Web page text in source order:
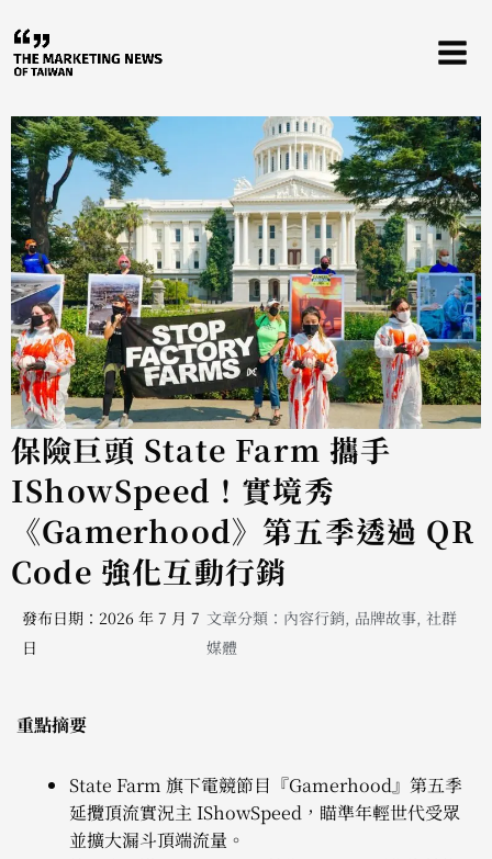
至
主
內
容
保險巨頭 State Farm 攜手
IShowSpeed！實境秀
《Gamerhood》第五季透過 QR
Code 強化互動行銷
發布日期：2026 年 7 月 7
日
文章分類： 內容行銷, 品牌故事,社群
媒體
重點摘要
State Farm 旗下電競節目『Gamerhood』第五季
延攬頂流實況主 IShowSpeed，瞄準年輕世代受眾
並擴大漏斗頂端流量。